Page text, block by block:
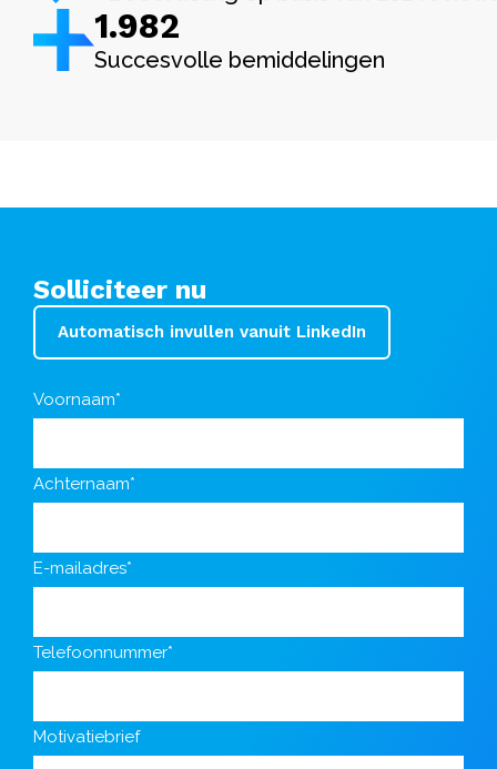
1.982
Succesvolle bemiddelingen
Solliciteer nu
Automatisch invullen vanuit LinkedIn
Voornaam*
Achternaam*
E-mailadres*
Telefoonnummer*
Motivatiebrief